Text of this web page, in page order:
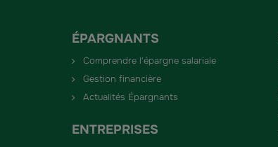
ÉPARGNANTS
Comprendre l'épargne salariale
Gestion financière
Actualités Épargnants
ENTREPRISES